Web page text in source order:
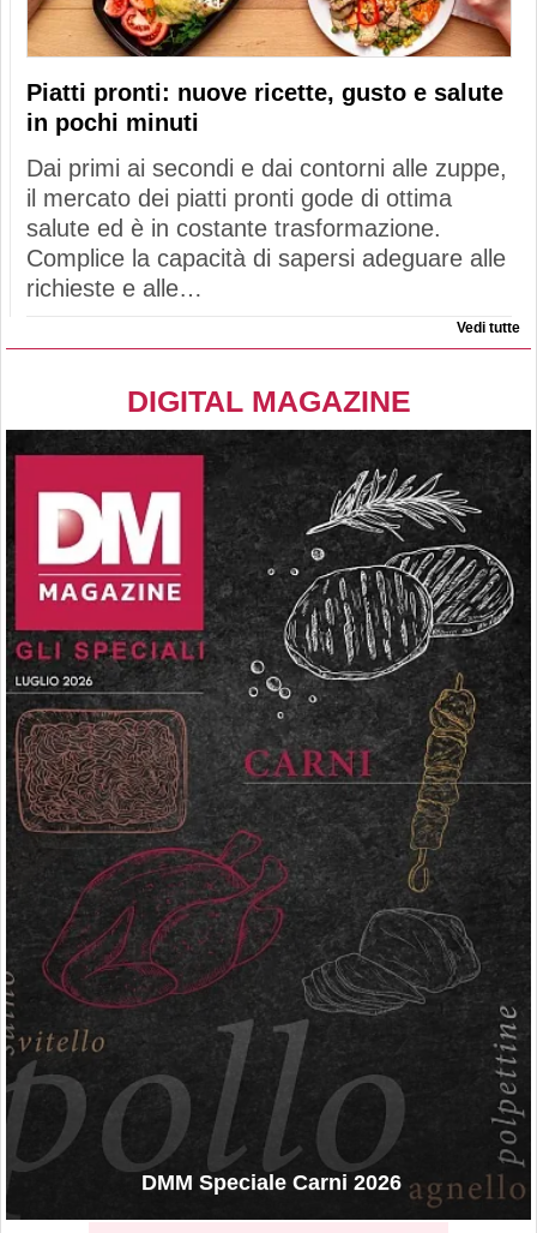
Piatti pronti: nuove ricette, gusto e salute
in pochi minuti
Dai primi ai secondi e dai contorni alle zuppe,
il mercato dei piatti pronti gode di ottima
salute ed è in costante trasformazione.
Complice la capacità di sapersi adeguare alle
richieste e alle…
Vedi tutte
DIGITAL MAGAZINE
DMM Speciale Carni 2026